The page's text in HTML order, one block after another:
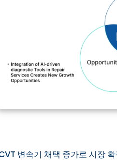
변속기 채택 증가로 시장